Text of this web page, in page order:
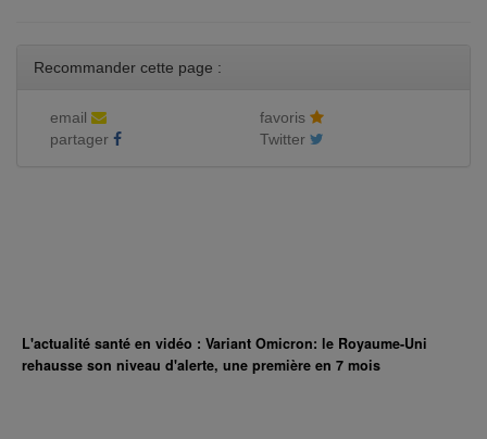
Recommander cette page :
email
favoris
partager
Twitter
L'actualité santé en vidéo : Variant Omicron: le Royaume-Uni
rehausse son niveau d'alerte, une première en 7 mois